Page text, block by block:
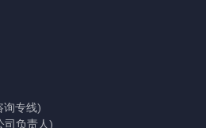
专线)
负责人)